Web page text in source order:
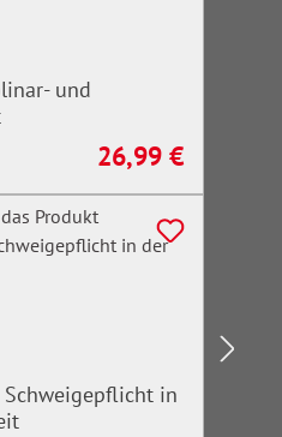
und
Regulärer Preis:
26,99 €
in